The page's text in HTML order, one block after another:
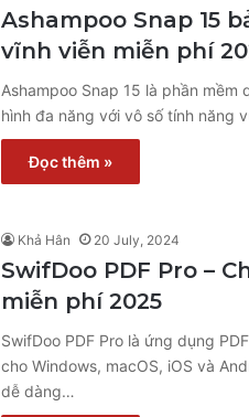
Ashampoo Snap 15
vĩnh viễn miễn phí
Ashampoo Snap 15 là phần mềm
hình đa năng với vô số tính năng
Đọc thêm »
Khả Hân 20 July, 2024
SwifDoo PDF Pro –
miễn phí 2025
SwifDoo PDF Pro là ứng dụng
cho Windows, macOS, iOS và
dễ dàng…